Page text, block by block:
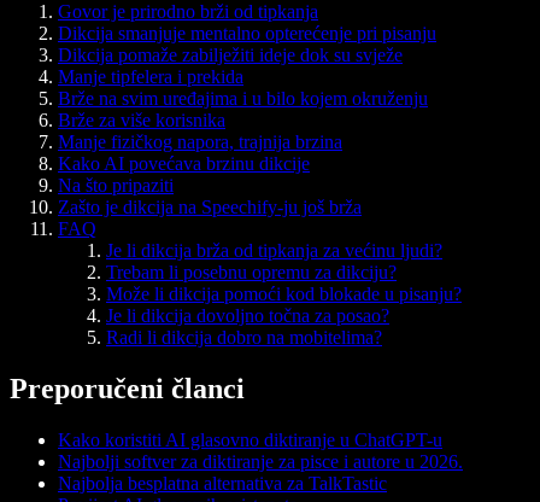
Govor je prirodno brži od tipkanja
Dikcija smanjuje mentalno opterećenje pri pisanju
Dikcija pomaže zabilježiti ideje dok su svježe
Manje tipfelera i prekida
Brže na svim uređajima i u bilo kojem okruženju
Brže za više korisnika
Manje fizičkog napora, trajnija brzina
Kako AI povećava brzinu dikcije
Na što pripaziti
Zašto je dikcija na Speechify-ju još brža
FAQ
Je li dikcija brža od tipkanja za većinu ljudi?
Trebam li posebnu opremu za dikciju?
Može li dikcija pomoći kod blokade u pisanju?
Je li dikcija dovoljno točna za posao?
Radi li dikcija dobro na mobitelima?
Preporučeni članci
Kako koristiti AI glasovno diktiranje u ChatGPT-u
Najbolji softver za diktiranje za pisce i autore u 2026.
Najbolja besplatna alternativa za TalkTastic